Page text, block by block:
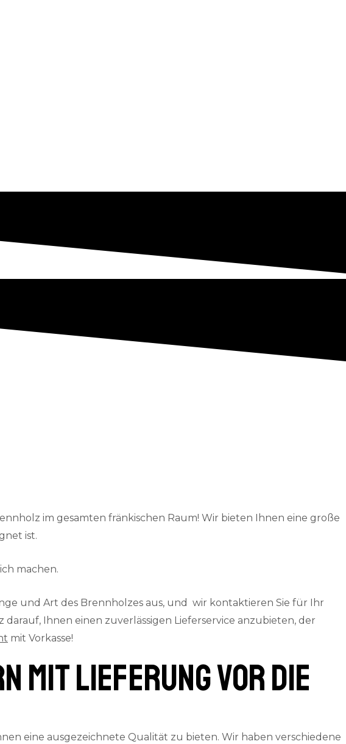
im gesamten fränkischen Raum! Wir bieten Ihnen eine große
ist.
machen.
und Art des Brennholzes aus, und wir kontaktieren Sie für Ihr
Ihnen einen zuverlässigen Lieferservice anzubieten, der
mit Vorkasse!
mit Lieferung vor die
eine ausgezeichnete Qualität zu bieten. Wir haben verschiedene